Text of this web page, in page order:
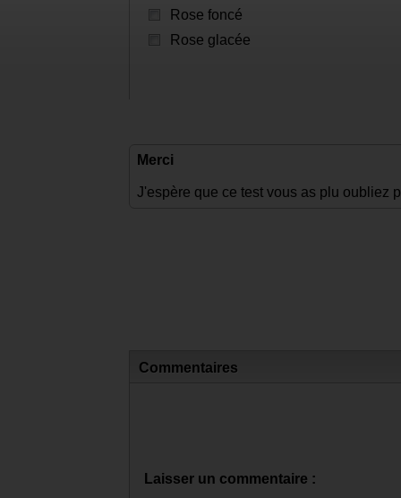
Rose foncé
Rose glacée
Merci
J'espère que ce test vous as plu oubliez
Commentaires
Laisser un commentaire :